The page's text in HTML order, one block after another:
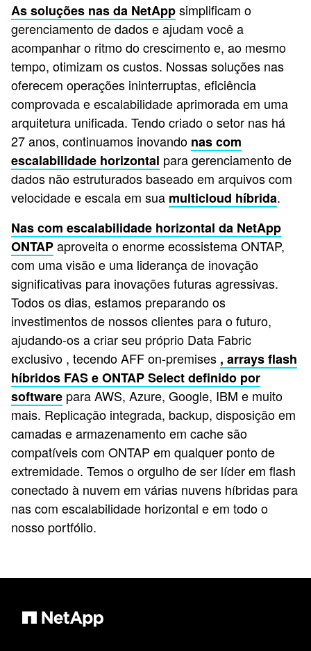
As soluções nas da NetAppsimplificam o
gerenciamento de dados e ajudam você a
acompanhar o ritmo do crescimento e, ao mesmo
tempo, otimizam os custos. Nossas soluções nas
oferecem operações ininterruptas, eficiência
comprovada e escalabilidade aprimorada em uma
arquitetura unificada. Tendo criado o setor nas há
27 anos, continuamos inovando nas com
escalabilidade horizontal para gerenciamento de
dados não estruturados baseado em arquivos com
velocidade e escala em sua multicloud híbrida.
Nas com escalabilidade horizontal da NetApp
ONTAPaproveita o enorme ecossistema ONTAP,
com uma visão e uma liderança de inovação
significativas para inovações futuras agressivas.
Todos os dias, estamos preparando os
investimentos de nossos clientes para o futuro,
ajudando-os a criar seu próprio Data Fabric
exclusivo , tecendo AFF on-premises , arrays flash
híbridos FASeONTAP Select definido por
software para AWS, Azure, Google, IBM e muito
mais. Replicação integrada, backup, disposição em
camadas e armazenamento em cache são
compatíveis com ONTAP em qualquer ponto de
extremidade. Temos o orgulho de ser líder em flash
conectado à nuvem em várias nuvens híbridas para
nas com escalabilidade horizontal e em todo o
nosso portfólio.